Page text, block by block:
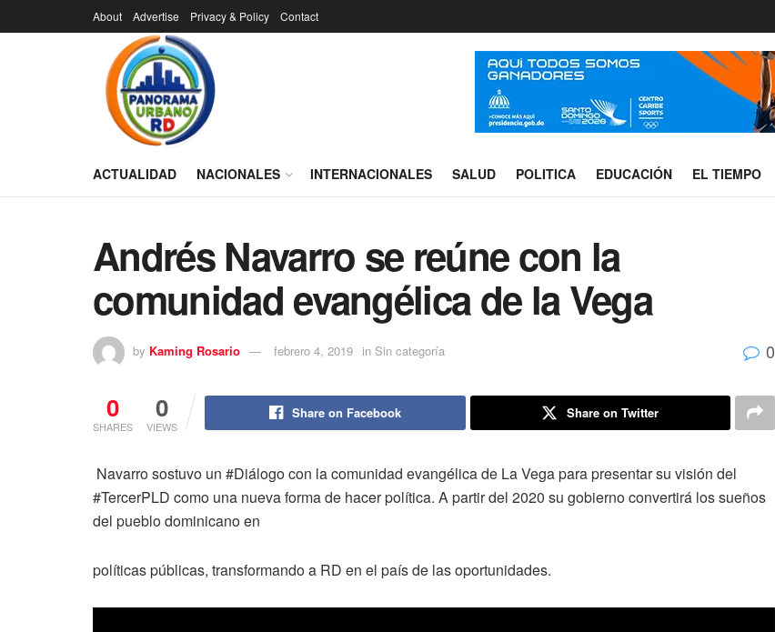
About Advertise Privacy & Policy Contact
ACTUALIDAD NACIONALES INTERNACIONALES SALUD POLITICA EDUCACIÓN EL TIEMPO
Andrés Navarro se reúne con la
comunidad evangélica de la Vega
by Kaming Rosario febrero 4, 2019 in Sin categoría 0
0
SHARES
0
VIEWS
Share on Facebook Share on Twitter
Navarro sostuvo un #Diálogo con la comunidad evangélica de La Vega para presentar su visión del
#TercerPLD como una nueva forma de hacer política. A partir del 2020 su gobierno convertirá los sueños
del pueblo dominicano en
políticas públicas, transformando a RD en el país de las oportunidades.